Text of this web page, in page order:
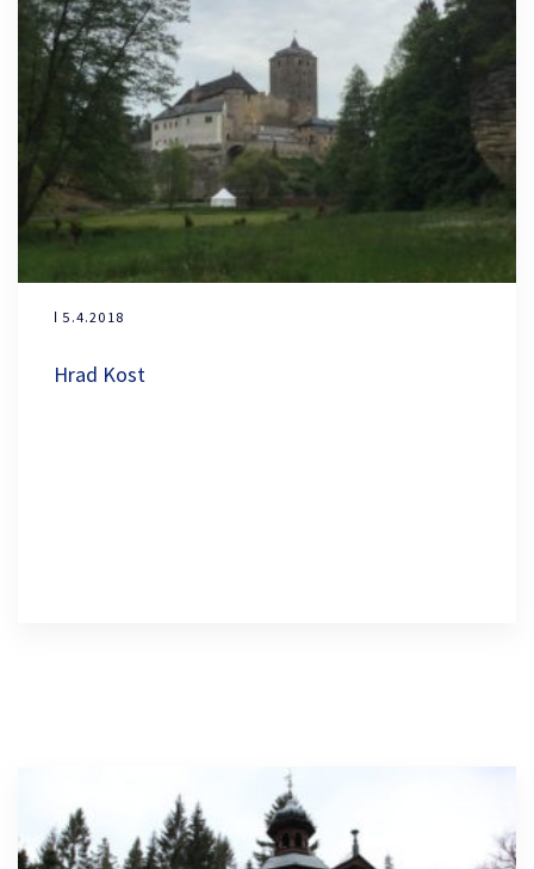
ǀ 5.4.2018
Hrad Kost